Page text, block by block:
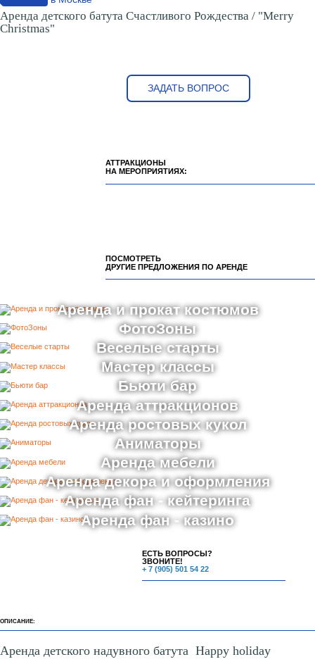
Аренда детского батута Счастливого Рождества / "Merry
Christmas"
ЗАДАТЬ ВОПРОС
АТТРАКЦИОНЫ
НА МЕРОПРИЯТИЯХ:
ПОСМОТРЕТЬ
ДРУГИЕ ПРЕДЛОЖЕНИЯ ПО АРЕНДЕ
Аренда и прокат костюмов
ФотоЗоны
Веселые старты
Мастер классы
Бьюти бар
Аренда аттракционов
Аренда ростовых кукол
Аниматоры
Аренда мебели
Аренда декора и оформления
Аренда фан - кейтеринга
Аренда фан - казино
ЕСТЬ ВОПРОСЫ?
ЗВОНИТЕ!
+ 7 (905) 501 54 22
ОПИСАНИЕ:
Аренда детского надувного батута Happy holiday